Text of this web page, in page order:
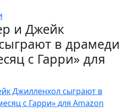
и Джейк
в драмеди
с Гарри» для
Джилленхол сыграют в
с Гарри» для Amazon